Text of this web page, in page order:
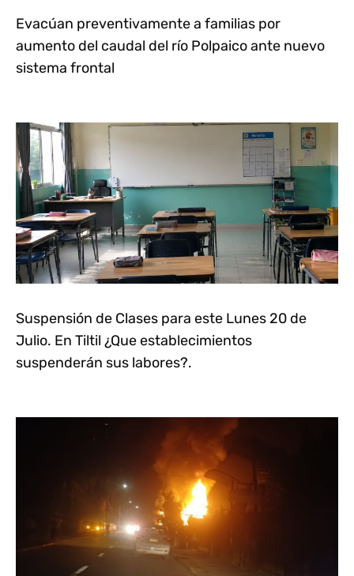
Evacúan preventivamente a familias por
aumento del caudal del río Polpaico ante nuevo
sistema frontal
Suspensión de Clases para este Lunes 20 de
Julio. En Tiltil ¿Que establecimientos
suspenderán sus labores?.